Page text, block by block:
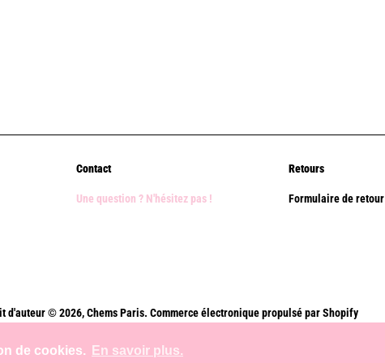
de cookies. En savoir plus.
Contact
Une question ? N'hésitez pas !
Retours
Formulaire de retour
d'auteur © 2026,Chems Paris. Commerce électronique propulsé par Shopify